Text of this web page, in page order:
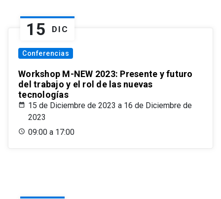
15 DIC
Conferencias
Workshop M-NEW 2023: Presente y futuro
del trabajo y el rol de las nuevas
tecnologías
15 de Diciembre de 2023 a 16 de Diciembre de
2023
09:00 a 17:00